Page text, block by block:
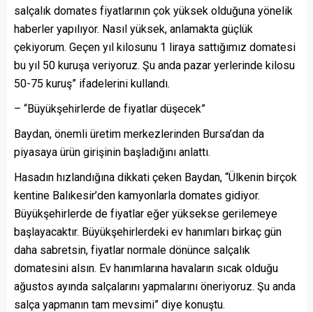
salçalık domates fiyatlarının çok yüksek olduğuna yönelik
haberler yapılıyor. Nasıl yüksek, anlamakta güçlük
çekiyorum. Geçen yıl kilosunu 1 liraya sattığımız domatesi
bu yıl 50 kuruşa veriyoruz. Şu anda pazar yerlerinde kilosu
50-75 kuruş” ifadelerini kullandı.
– “Büyükşehirlerde de fiyatlar düşecek”
Baydan, önemli üretim merkezlerinden Bursa’dan da
piyasaya ürün girişinin başladığını anlattı.
Hasadın hızlandığına dikkati çeken Baydan, “Ülkenin birçok
kentine Balıkesir’den kamyonlarla domates gidiyor.
Büyükşehirlerde de fiyatlar eğer yüksekse gerilemeye
başlayacaktır. Büyükşehirlerdeki ev hanımları birkaç gün
daha sabretsin, fiyatlar normale dönünce salçalık
domatesini alsın. Ev hanımlarına havaların sıcak olduğu
ağustos ayında salçalarını yapmalarını öneriyoruz. Şu anda
salça yapmanın tam mevsimi” diye konuştu.